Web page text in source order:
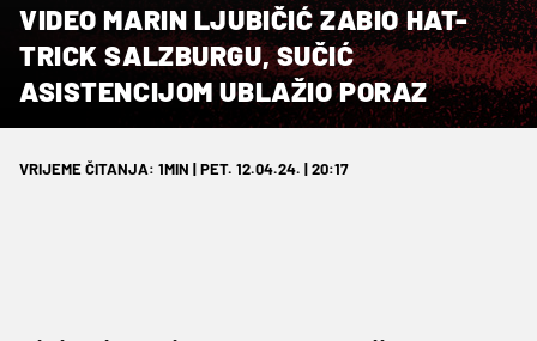
VIDEO MARIN LJUBIČIĆ ZABIO HAT-
TRICK SALZBURGU, SUČIĆ
ASISTENCIJOM UBLAŽIO PORAZ
VRIJEME ČITANJA: 1MIN | PET. 12.04.24. | 20:17